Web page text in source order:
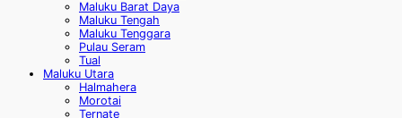
Maluku Barat Daya
Maluku Tengah
Maluku Tenggara
Pulau Seram
Tual
Maluku Utara
Halmahera
Morotai
Ternate